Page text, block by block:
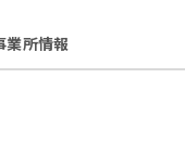
業所情報